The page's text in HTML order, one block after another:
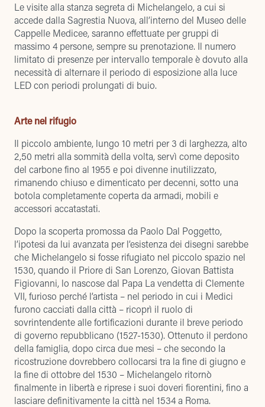
Le visite alla stanza segreta di Michelangelo, a cui si
accede dalla Sagrestia Nuova, all’interno del Museo delle
Cappelle Medicee, saranno effettuate per gruppi di
massimo 4 persone, sempre su prenotazione. Il numero
limitato di presenze per intervallo temporale è dovuto alla
necessità di alternare il periodo di esposizione alla luce
LED con periodi prolungati di buio.
Arte nel rifugio
Il piccolo ambiente, lungo 10 metri per 3 di larghezza, alto
2,50 metri alla sommità della volta, servì come deposito
del carbone fino al 1955 e poi divenne inutilizzato,
rimanendo chiuso e dimenticato per decenni, sotto una
botola completamente coperta da armadi, mobili e
accessori accatastati.
Dopo la scoperta promossa da Paolo Dal Poggetto,
l’ipotesi da lui avanzata per l’esistenza dei disegni sarebbe
che Michelangelo si fosse rifugiato nel piccolo spazio nel
1530, quando il Priore di San Lorenzo, Giovan Battista
Figiovanni, lo nascose dal Papa La vendetta di Clemente
VII, furioso perché l’artista – nel periodo in cui i Medici
furono cacciati dalla città – ricoprì il ruolo di
sovrintendente alle fortificazioni durante il breve periodo
di governo repubblicano (1527-1530). Ottenuto il perdono
della famiglia, dopo circa due mesi – che secondo la
ricostruzione dovrebbero collocarsi tra la fine di giugno e
la fine di ottobre del 1530 – Michelangelo ritornò
finalmente in libertà e riprese i suoi doveri fiorentini, fino a
lasciare definitivamente la città nel 1534 a Roma.